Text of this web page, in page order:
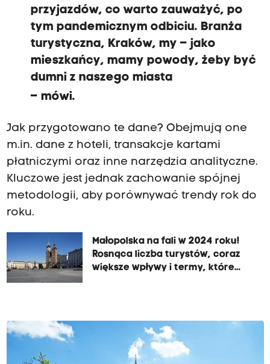
przyjazdów, co warto zauważyć, po
tym pandemicznym odbiciu. Branża
turystyczna, Kraków, my – jako
mieszkańcy, mamy powody, żeby być
dumni z naszego miasta
– mówi.
Jak przygotowano te dane? Obejmują one
m.in. dane z hoteli, transakcje kartami
płatniczymi oraz inne narzędzia analityczne.
Kluczowe jest jednak zachowanie spójnej
metodologii, aby porównywać trendy rok do
roku.
Małopolska na fali w 2024 roku!
Rosnąca liczba turystów, coraz
większe wpływy i termy, które